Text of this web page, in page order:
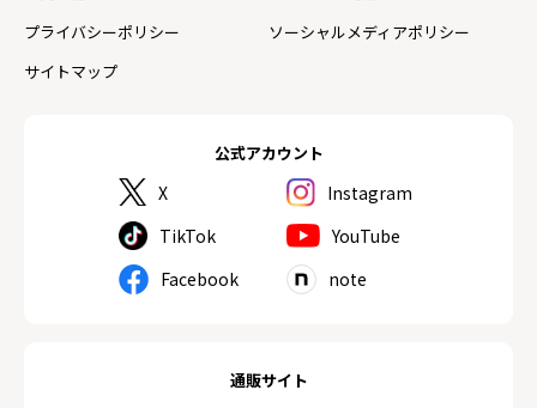
公式アカウント
X
Instagram
TikTok
YouTube
Facebook
note
通販サイト
プライバシーポリシー
ソーシャルメディアポリシー
サイトマップ